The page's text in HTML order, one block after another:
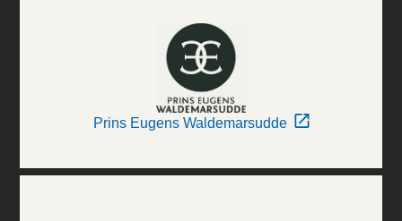
Prins Eugens Waldemarsudde